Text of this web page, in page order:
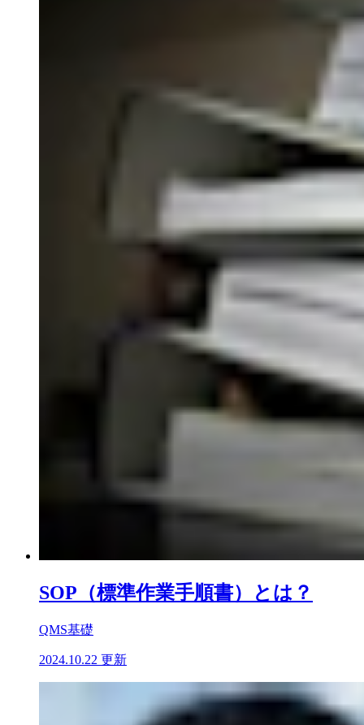
SOP（標準作業手順書）とは？
QMS基礎
2024.10.22 更新